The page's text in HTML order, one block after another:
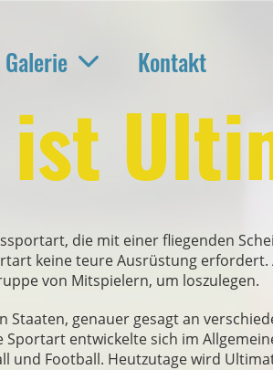
Galerie Kontakt
ist
die mit einer fliegenden
keine teure Ausrüstung erfordert.
von Mitspielern, um loszulegen.
genauer gesagt an
entwickelte sich im
und Football. Heutzutage wird